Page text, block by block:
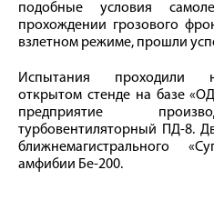
подобные условия
прохождении грозового
взлетном режиме, прошли
Испытания проходили
открытом стенде на базе
предприятие
турбовентиляторный ПД-8.
ближнемагистрального
амфибии Бе-200.